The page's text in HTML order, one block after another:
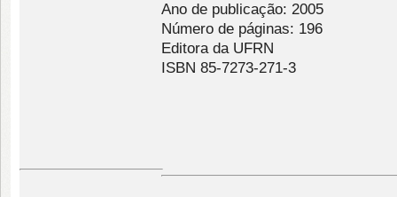
Ano de publicação: 2005
Número de páginas: 196
Editora da UFRN
ISBN 85-7273-271-3